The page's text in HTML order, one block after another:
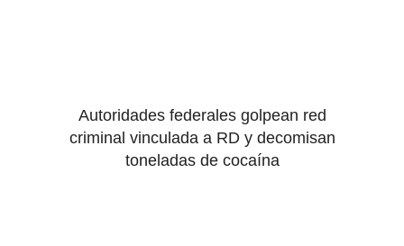
Autoridades federales golpean red
criminal vinculada a RD y decomisan
toneladas de cocaína